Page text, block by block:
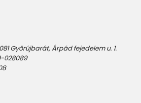
Győrújbarát, Árpád fejedelem u. 1.
028089